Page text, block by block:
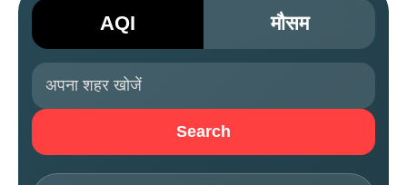
AQI मौसम
Search